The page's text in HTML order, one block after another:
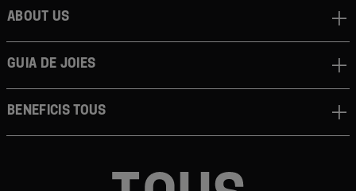
About us
Guia de joies
Beneficis TOUS